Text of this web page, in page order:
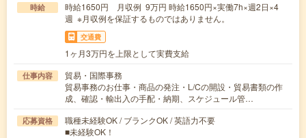
時給
時給1650円 月収例 9万円 時給1650円×実働7h×週2日×4
週 ※月収例を保証するものではありません。
交通費
1ヶ月3万円を上限として実費支給
仕事内容
貿易・国際事務
貿易事務のお仕事・商品の発注・L/Cの開設・貿易書類の作
成、確認・輸出入の手配・納期、スケジュール管…
応募資格
職種未経験OK / ブランクOK / 英語力不要
■未経験OK！